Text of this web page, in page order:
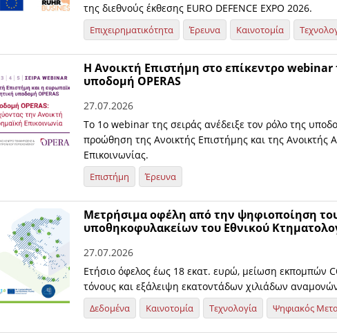
της διεθνούς έκθεσης EURO DEFENCE EXPO 2026.
Επιχειρηματικότητα Έρευνα Καινοτομία
Η Ανοικτή Επιστήμη στο επίκεντρο webinar
υποδομή OPERAS
27.07.2026
Το 1ο webinar της σειράς ανέδειξε τον ρόλο της
προώθηση της Ανοικτής Επιστήμης και της Ανοικτής
Επικοινωνίας.
Επιστήμη Έρευνα
Μετρήσιμα οφέλη από την ψηφιοποίηση
υποθηκοφυλακείων του Εθνικού
27.07.2026
Ετήσιο όφελος έως 18 εκατ. ευρώ, μείωση εκπομπών
τόνους και εξάλειψη εκατοντάδων χιλιάδων
Δεδομένα Καινοτομία Τεχνολογία Ψηφιακός